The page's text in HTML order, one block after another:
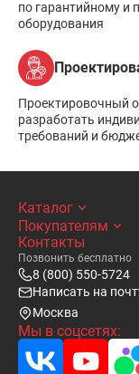
по гарантийному и
оборудования
Проектировочный
разработать
требований и
Каталог
Покупателям
Контакты
Позвонить бесплатно
8 (800) 550-5724
Написать на
Москва
Мы в соцсетях: